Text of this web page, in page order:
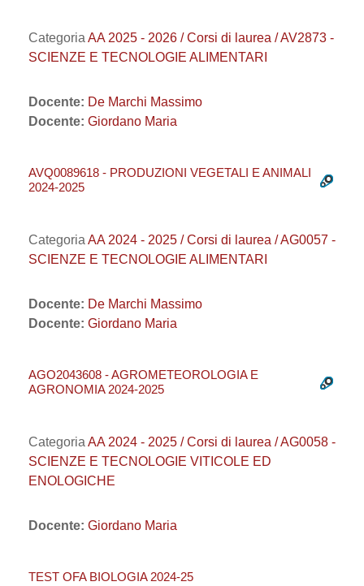
Categoria AA 2025 - 2026 / Corsi di laurea / AV2873 -
SCIENZE E TECNOLOGIE ALIMENTARI
Docente: De Marchi Massimo
Docente: Giordano Maria
AVQ0089618 - PRODUZIONI VEGETALI E ANIMALI
2024-2025
Categoria AA 2024 - 2025 / Corsi di laurea / AG0057 -
SCIENZE E TECNOLOGIE ALIMENTARI
Docente: De Marchi Massimo
Docente: Giordano Maria
AGO2043608 - AGROMETEOROLOGIA E
AGRONOMIA 2024-2025
Categoria AA 2024 - 2025 / Corsi di laurea / AG0058 -
SCIENZE E TECNOLOGIE VITICOLE ED
ENOLOGICHE
Docente: Giordano Maria
TEST OFA BIOLOGIA 2024-25